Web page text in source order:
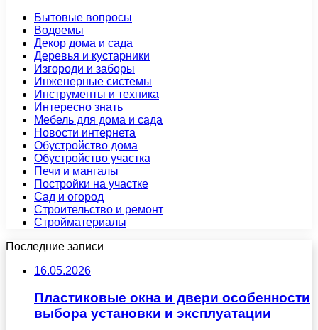
Бытовые вопросы
Водоемы
Декор дома и сада
Деревья и кустарники
Изгороди и заборы
Инженерные системы
Инструменты и техника
Интересно знать
Мебель для дома и сада
Новости интернета
Обустройство дома
Обустройство участка
Печи и мангалы
Постройки на участке
Сад и огород
Строительство и ремонт
Стройматериалы
Последние записи
16.05.2026
Пластиковые окна и двери особенности
выбора установки и эксплуатации